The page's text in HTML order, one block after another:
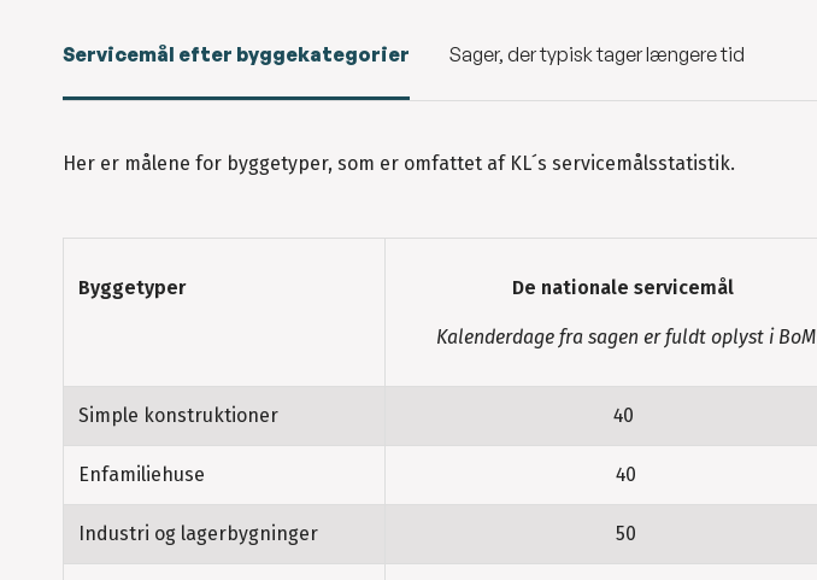
Servicemål efter byggekategorier Sager, der typisk tager længere tid
Her er målene for byggetyper, som er omfattet af KL´s servicemålsstatistik.
Byggetyper De nationale servicemål
Kalenderdage fra sagen er fuldt oplyst i BoM
Simple konstruktioner 40
Enfamiliehuse 40
Industri og lagerbygninger 50